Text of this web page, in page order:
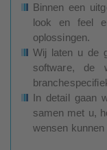
Binnen een
look en feel
oplossingen.
Wij laten u de
software, de
In detail gaan
samen met u,
wensen kunnen